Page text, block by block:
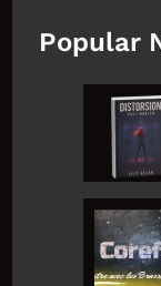
Popular